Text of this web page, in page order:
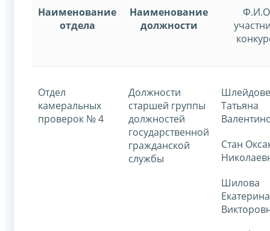
Наименование
отдела
Наименование
должности
Отдел
камеральных
проверок № 4
Должности
старшей группы
должностей
государственной
гражданской
службы
Татьяна
Стан
Шилова
Екатерина